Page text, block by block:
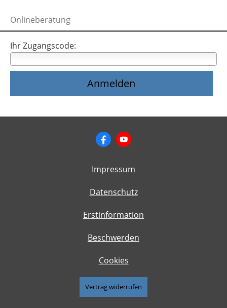
Onlineberatung
Ihr Zugangscode:
Impressum
Datenschutz
Erstinformation
Beschwerden
Cookies
Vertrag widerrufen